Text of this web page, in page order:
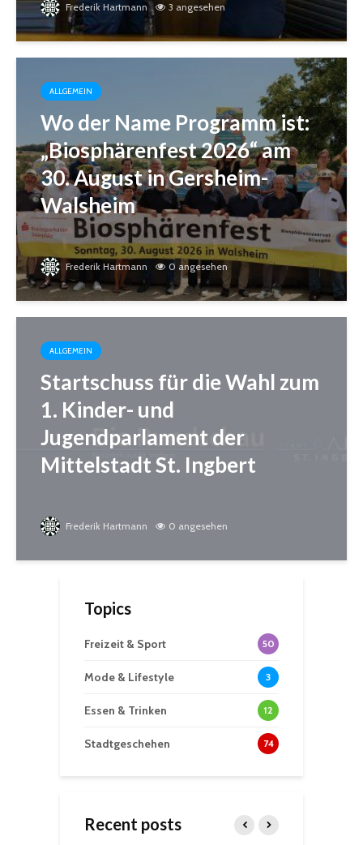
Frederik Hartmann 3 angesehen
ALLGEMEIN
Wo der Name Programm ist:
„Biosphärenfest 2026“ am
30. August in Gersheim-
Walsheim
Frederik Hartmann 0 angesehen
ALLGEMEIN
Startschuss für die Wahl zum
1. Kinder- und
Jugendparlament der
Mittelstadt St. Ingbert
Frederik Hartmann 0 angesehen
Topics
Freizeit & Sport 50
Mode & Lifestyle 3
Essen & Trinken 12
Stadtgeschehen 74
Recent posts